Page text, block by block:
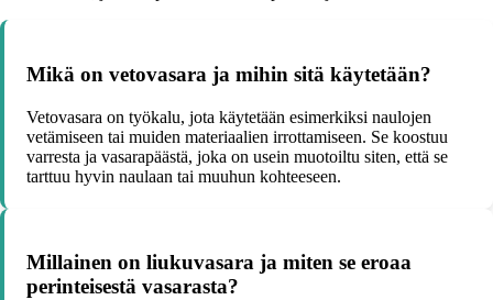
Mikä on vetovasara ja mihin sitä käytetään?
Vetovasara on työkalu, jota käytetään esimerkiksi naulojen
vetämiseen tai muiden materiaalien irrottamiseen. Se koostuu
varresta ja vasarapäästä, joka on usein muotoiltu siten, että se
tarttuu hyvin naulaan tai muuhun kohteeseen.
Millainen on liukuvasara ja miten se eroaa
perinteisestä vasarasta?